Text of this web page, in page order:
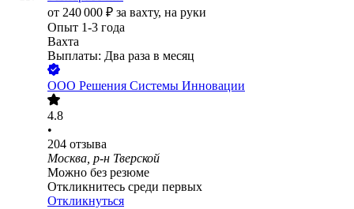
от 240 000 ₽ за вахту, на руки
Опыт 1-3 года
Вахта
Выплаты: Два раза в месяц
ООО Решения Системы Инновации
4.8
•
204 отзыва
Москва, р-н Тверской
Можно без резюме
Откликнитесь среди первых
Откликнуться